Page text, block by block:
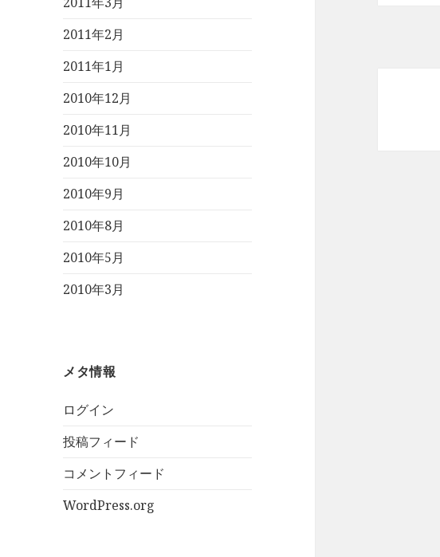
2011年2月
2011年1月
2010年12月
2010年11月
2010年10月
2010年9月
2010年8月
2010年5月
2010年3月
メタ情報
ログイン
投稿フィード
コメントフィード
WordPress.org